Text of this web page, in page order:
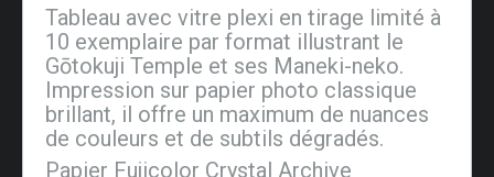
Tableau avec vitre plexi en tirage limité à
10 exemplaire par format illustrant le
Gōtokuji Temple et ses Maneki-neko.
Impression sur papier photo classique
brillant, il offre un maximum de nuances
de couleurs et de subtils dégradés.
Papier Fujicolor Crystal Archive